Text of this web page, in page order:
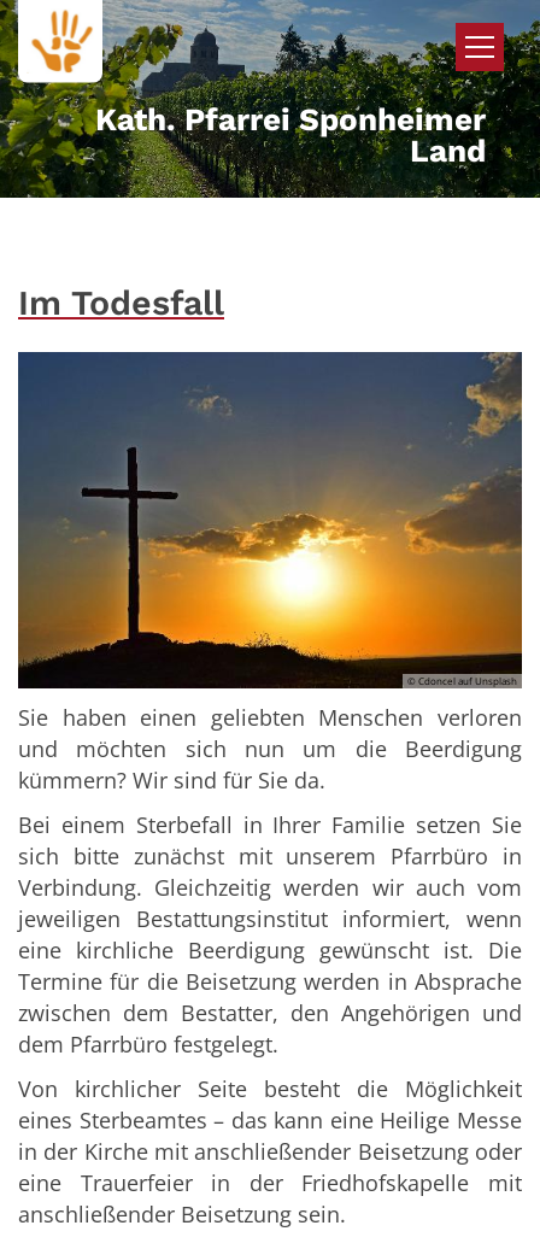
Zum Inhalt springen
Kath. Pfarrei Sponheimer
Land
Im Todesfall
© Cdoncel auf Unsplash
Sie haben einen geliebten Menschen verloren
und möchten sich nun um die Beerdigung
kümmern? Wir sind für Sie da.
Bei einem Sterbefall in Ihrer Familie setzen Sie
sich bitte zunächst mit unserem Pfarrbüro in
Verbindung. Gleichzeitig werden wir auch vom
jeweiligen Bestattungsinstitut informiert, wenn
eine kirchliche Beerdigung gewünscht ist. Die
Termine für die Beisetzung werden in Absprache
zwischen dem Bestatter, den Angehörigen und
dem Pfarrbüro festgelegt.
Von kirchlicher Seite besteht die Möglichkeit
eines Sterbeamtes – das kann eine Heilige Messe
in der Kirche mit anschließender Beisetzung oder
eine Trauerfeier in der Friedhofskapelle mit
anschließender Beisetzung sein.